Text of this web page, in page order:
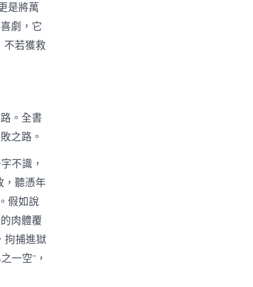
是將萬
劇，它
不若獲救
。全書
之路。
不識，
，聽憑年
假如說
肉體覆
拘捕進獄
一空”，